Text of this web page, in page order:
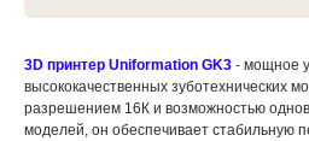
3D принтер Uniformation GK3 - мощное
высококачественных зуботехнических
разрешением 16К и возможностью
моделей, он обеспечивает стабильную